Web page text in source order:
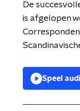
De
is afgelopen
Speel